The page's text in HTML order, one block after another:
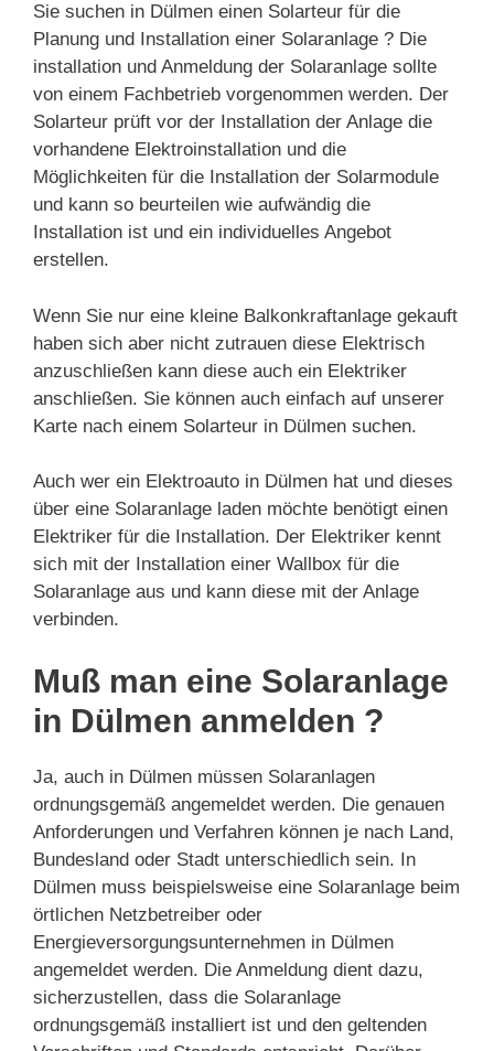
Sie suchen in Dülmen einen Solarteur für die
Planung und Installation einer Solaranlage ? Die
installation und Anmeldung der Solaranlage sollte
von einem Fachbetrieb vorgenommen werden. Der
Solarteur prüft vor der Installation der Anlage die
vorhandene Elektroinstallation und die
Möglichkeiten für die Installation der Solarmodule
und kann so beurteilen wie aufwändig die
Installation ist und ein individuelles Angebot
erstellen.
Wenn Sie nur eine kleine Balkonkraftanlage gekauft
haben sich aber nicht zutrauen diese Elektrisch
anzuschließen kann diese auch ein Elektriker
anschließen. Sie können auch einfach auf unserer
Karte nach einem Solarteur in Dülmen suchen.
Auch wer ein Elektroauto in Dülmen hat und dieses
über eine Solaranlage laden möchte benötigt einen
Elektriker für die Installation. Der Elektriker kennt
sich mit der Installation einer Wallbox für die
Solaranlage aus und kann diese mit der Anlage
verbinden.
Muß man eine Solaranlage
in Dülmen anmelden ?
Ja, auch in Dülmen müssen Solaranlagen
ordnungsgemäß angemeldet werden. Die genauen
Anforderungen und Verfahren können je nach Land,
Bundesland oder Stadt unterschiedlich sein. In
Dülmen muss beispielsweise eine Solaranlage beim
örtlichen Netzbetreiber oder
Energieversorgungsunternehmen in Dülmen
angemeldet werden. Die Anmeldung dient dazu,
sicherzustellen, dass die Solaranlage
ordnungsgemäß installiert ist und den geltenden